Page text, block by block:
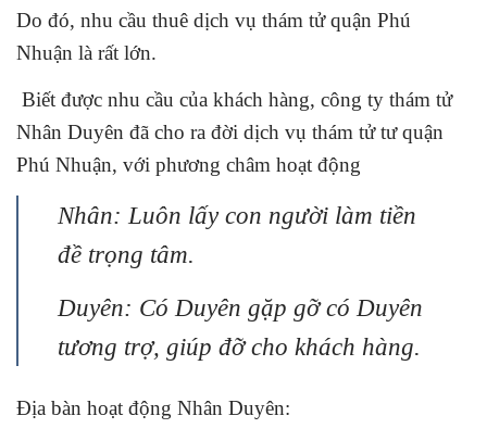
Do đó, nhu cầu thuê dịch vụ thám tử quận Phú
Nhuận là rất lớn.
Biết được nhu cầu của khách hàng, công ty thám tử
Nhân Duyên đã cho ra đời dịch vụ thám tử tư quận
Phú Nhuận, với phương châm hoạt động
Nhân: Luôn lấy con người làm tiền
đề trọng tâm.
Duyên: Có Duyên gặp gỡ có Duyên
tương trợ, giúp đỡ cho khách hàng.
Địa bàn hoạt động Nhân Duyên: